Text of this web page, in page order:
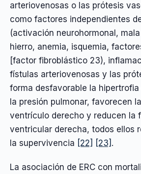
arteriovenosas o las prótesis
como factores independientes
(activación neurohormonal,
hierro, anemia, isquemia,
[factor fibroblástico 23),
fístulas arteriovenosas y las
forma desfavorable la
la presión pulmonar, favorecen
ventrículo derecho y reducen la
ventricular derecha, todos ellos
la supervivencia [22] [23] .
La asociación de ERC con